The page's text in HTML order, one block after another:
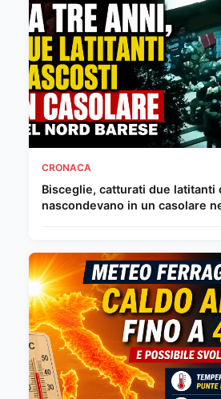
CRONACA
Bisceglie, catturati due latitanti
nascondevano in un casolare